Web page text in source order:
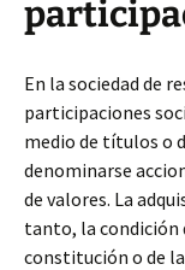
En la sociedad de
participaciones
medio de títulos o
denominarse
de valores. La
tanto, la condición
constitución o de